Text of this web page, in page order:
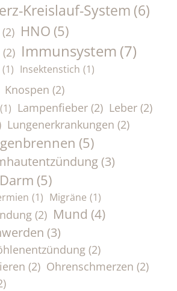
Kreislauf-System (6)
(2) HNO (5)
(2) Immunsystem (7)
(1) Insektenstich (1)
Knospen (2)
(1) Lampenfieber (2) Leber (2)
Lungenerkrankungen (2)
(5)
(3)
(5)
(1) Migräne (1)
(2) Mund (4)
(3)
(2)
(2) Ohrenschmerzen (2)